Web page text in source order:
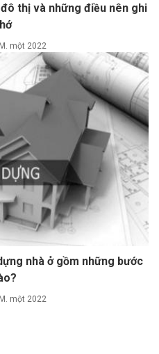
thị và những điều nên ghi
một 2022
nhà ở gồm những bước
một 2022